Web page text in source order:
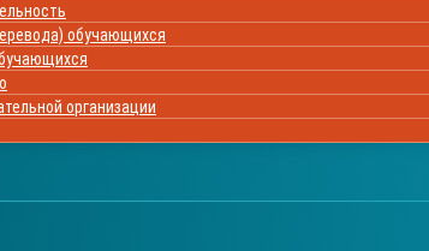
обучающихся
организации